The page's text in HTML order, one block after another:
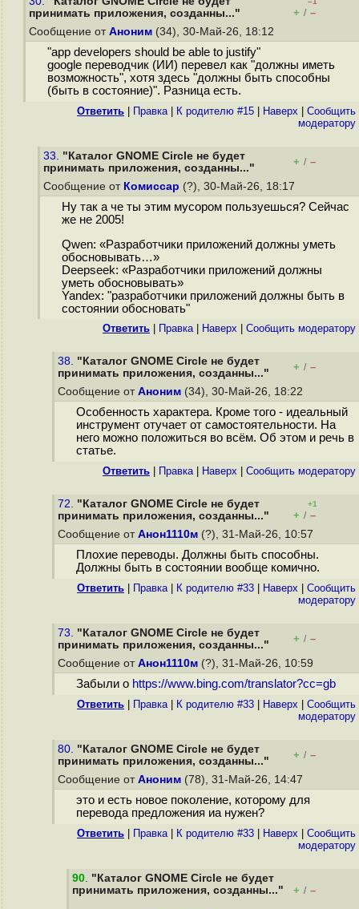
принимать приложения, созданны..."
+ / –
Сообщение от Аноним (34), 30-Май-26, 18:12
"app developers should be able to justify"
google переводчик (ИИ) перевел как "должны иметь
возможность", хотя здесь "должны быть способны
(быть в состояние)". Разница есть.
Ответить Правка| К родителю #15 Наверх
Cообщить
модератору
33. "Каталог GNOME Circle не будет
принимать приложения, созданны..."
+ / –
Сообщение от Комиссар (?), 30-Май-26, 18:17
Ну так а че ты этим мусором пользуешься? Сейчас
же не 2005!
Qwen: «Разработчики приложений должны уметь
обосновывать…»
Deepseek: «Разработчики приложений должны
уметь обосновывать»
Yandex: "разработчики приложений должны быть в
состоянии обосновать"
Ответить Правка| Наверх Cообщить модератору
38. "Каталог GNOME Circle не будет
принимать приложения, созданны..."
+ / –
Сообщение от Аноним (34), 30-Май-26, 18:22
Особенность характера. Кроме того - идеальный
инструмент отучает от самостоятельности. На
него можно положиться во всём. Об этом и речь в
статье.
Ответить Правка| Наверх Cообщить модератору
72. "Каталог GNOME Circle не будет
принимать приложения, созданны..."
+1
+ / –
Сообщение от Анон1110м (?), 31-Май-26, 10:57
Плохие переводы. Должны быть способны.
Должны быть в состоянии вообще комично.
Ответить Правка| К родителю #33 Наверх
Cообщить
модератору
73. "Каталог GNOME Circle не будет
принимать приложения, созданны..."
+ / –
Сообщение от Анон1110м (?), 31-Май-26, 10:59
Забыли о https://www.bing.com/translator?cc=gb
Ответить Правка| К родителю #33 Наверх
Cообщить
модератору
80. "Каталог GNOME Circle не будет
принимать приложения, созданны..."
+ / –
Сообщение от Аноним (78), 31-Май-26, 14:47
это и есть новое поколение, которому для
перевода предложения иа нужен?
Ответить Правка| К родителю #33 Наверх
Cообщить
модератору
90. "Каталог GNOME Circle не будет
принимать приложения, созданны..."
+ / –